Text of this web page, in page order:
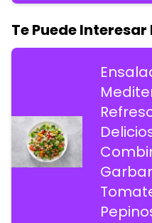
Te Puede Interesar